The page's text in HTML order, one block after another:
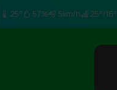
25° 57% 5km/h 25°/16°